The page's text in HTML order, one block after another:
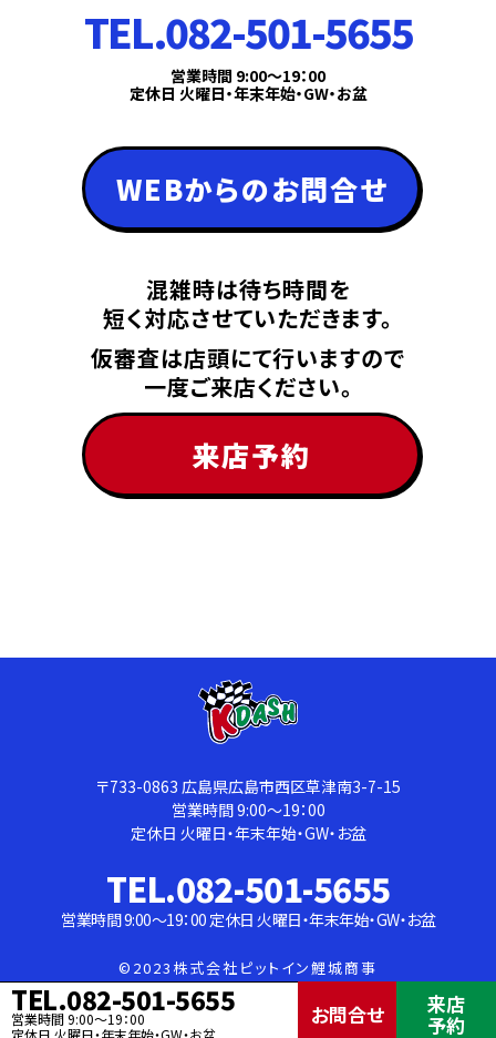
TEL.082-501-5655
営業時間 9:00〜19：00
定休日 火曜日・年末年始・GW・お盆
お問合せ
来店
予約
TOPへ
TEL.082-501-5655
営業時間 9:00〜19：00
定休日 火曜日・年末年始・GW・お盆
WEBからのお問合せ
混雑時は待ち時間を
短く対応させていただきます。
仮審査は店頭にて行いますので
一度ご来店ください。
来店予約
〒733-0863 広島県広島市西区草津南3-7-15
営業時間 9:00〜19：00
定休日 火曜日・年末年始・GW・お盆
TEL.082-501-5655
営業時間 9:00〜19：00 定休日 火曜日・年末年始・GW・お盆
©2023株式会社ピットイン鯉城商事